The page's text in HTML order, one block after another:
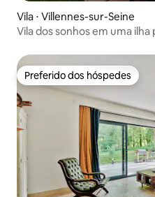
Vila ⋅ Villennes-sur-Seine
Vila dos sonhos em uma
Preferido dos hóspedes
Preferido dos hóspedes